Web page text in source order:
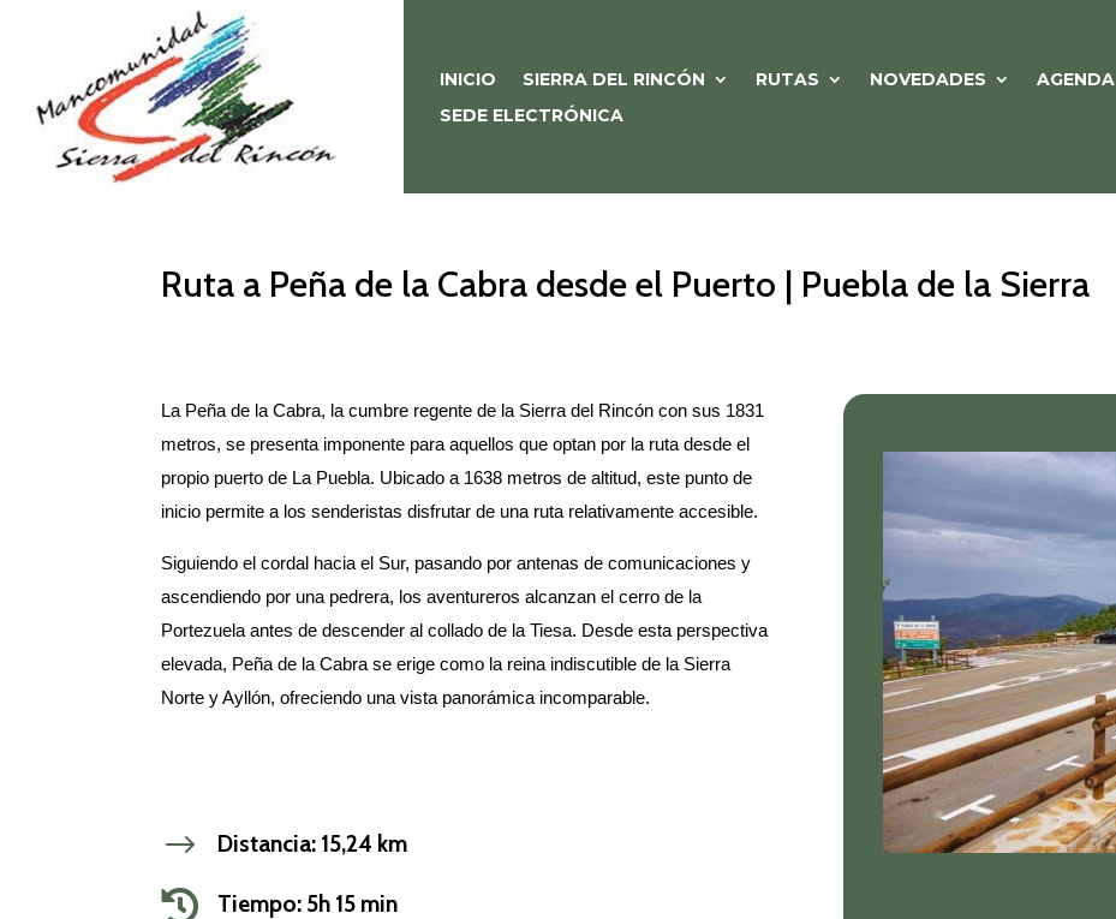
INICIO SIERRA DEL RINCÓN RUTAS NOVEDADES AGENDA
SEDE ELECTRÓNICA
Ruta a Peña de la Cabra desde el Puerto | Puebla de la Sierra
La Peña de la Cabra, la cumbre regente de la Sierra del Rincón con sus 1831
metros, se presenta imponente para aquellos que optan por la ruta desde el
propio puerto de La Puebla. Ubicado a 1638 metros de altitud, este punto de
inicio permite a los senderistas disfrutar de una ruta relativamente accesible.
Siguiendo el cordal hacia el Sur, pasando por antenas de comunicaciones y
ascendiendo por una pedrera, los aventureros alcanzan el cerro de la
Portezuela antes de descender al collado de la Tiesa. Desde esta perspectiva
elevada, Peña de la Cabra se erige como la reina indiscutible de la Sierra
Norte y Ayllón, ofreciendo una vista panorámica incomparable.
$ Distancia: 15,24 km
 Tiempo: 5h 15 min